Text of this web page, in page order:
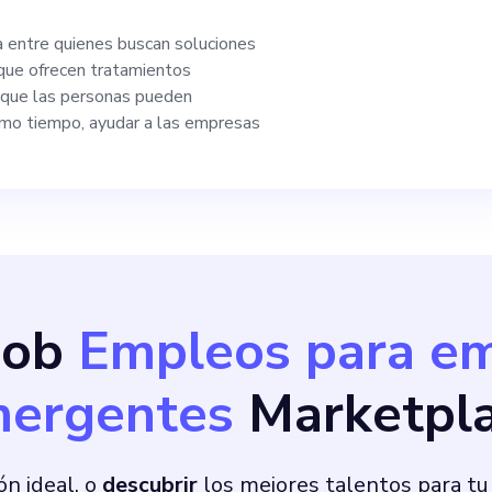
trabajando
artificial,
y asumir el
misión de
quienes buscan soluciones
ofrecen tratamientos
las personas pueden
tiempo, ayudar a las empresas
Empleos para
ideal, o descubrirlos mejores talentos para